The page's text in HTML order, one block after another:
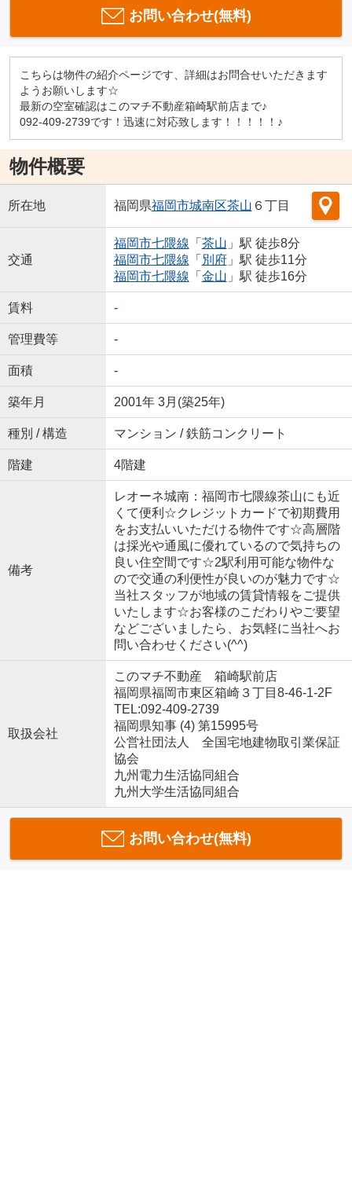
お問い合わせ(無料)
こちらは物件の紹介ページです、詳細はお問合せいただきます
ようお願いします☆
最新の空室確認はこのマチ不動産箱崎駅前店まで♪
092-409-2739です！迅速に対応致します！！！！！♪
物件概要
所在地 福岡県福岡市城南区茶山 ６丁目
交通
福岡市七隈線 「 茶山 」駅 徒歩8分
福岡市七隈線 「 別府」駅 徒歩11分
福岡市七隈線 「 金山 」駅 徒歩16分
賃料 -
管理費等 -
面積 -
築年月 2001年 3月(築25年)
種別 / 構造 マンション / 鉄筋コンクリート
階建 4階建
備考
レオーネ城南：福岡市七隈線茶山にも近
くて便利☆クレジットカードで初期費用
をお支払いいただける物件です☆高層階
は採光や通風に優れているので気持ちの
良い住空間です☆2駅利用可能な物件な
ので交通の利便性が良いのが魅力です☆
当社スタッフが地域の賃貸情報をご提供
いたします☆お客様のこだわりやご要望
などございましたら、お気軽に当社へお
問い合わせください(^^)
取扱会社
このマチ不動産 箱崎駅前店
福岡県福岡市東区箱崎３丁目8-46-1-2F
TEL:092-409-2739
福岡県知事 (4) 第15995号
公営社団法人 全国宅地建物取引業保証
協会
九州電力生活協同組合
九州大学生活協同組合
お問い合わせ(無料)